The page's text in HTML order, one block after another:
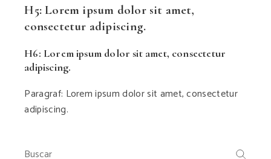
H5: Lorem ipsum dolor sit amet,
consectetur adipiscing.
H6: Lorem ipsum dolor sit amet, consectetur
adipiscing.
Paragraf: Lorem ipsum dolor sit amet, consectetur
adipiscing.